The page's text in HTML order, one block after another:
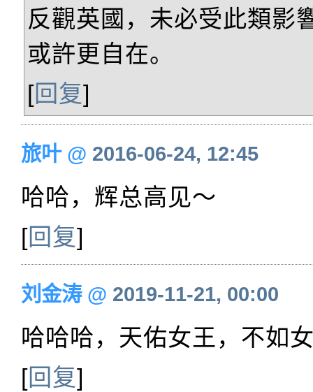
反觀英國，未必受此類影
或許更自在。
[回复]
旅叶@ 2016-06-24, 12:45
哈哈，辉总高见～
[回复]
刘金涛@ 2019-11-21, 00:00
哈哈哈，天佑女王，不如
[回复]